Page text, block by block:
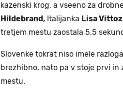
kazenski krog, a vseeno za
Hildebrand, Italijanka Lisa
tretjem mestu zaostala 5,5
Slovenke tokrat niso imele
brezhibno, nato pa v stoje prvi in
mestu.